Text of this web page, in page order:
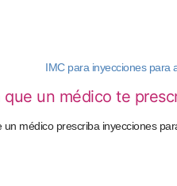
que un médico te
médico prescriba inyecciones